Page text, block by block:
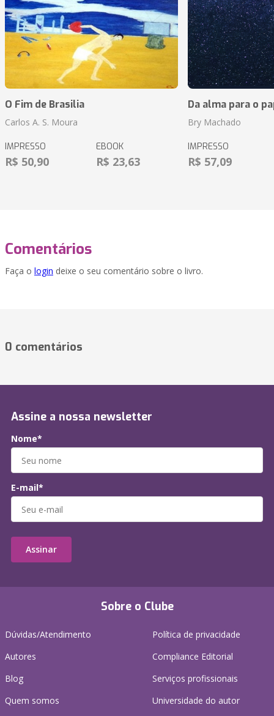
O Fim de Brasilia
Carlos A. S. Moura
IMPRESSO
R$ 50,90
EBOOK
R$ 23,63
Da alma para o
Bry Machado
IMPRESSO
R$ 57,09
Comentários
Faça o login deixe o seu comentário sobre o livro.
0 comentários
Sobre o Clube
Dúvidas/Atendimento
Autores
Blog
Quem somos
Política de privacidade
Compliance Editorial
Serviços profissionais
Universidade do autor
Assine a nossa newsletter
Nome*
E-mail*
Assinar